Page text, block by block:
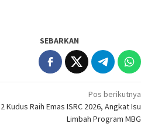
SEBARKAN
Pos berikutnya
Kudus Raih Emas ISRC 2026, Angkat Isu
Limbah Program MBG